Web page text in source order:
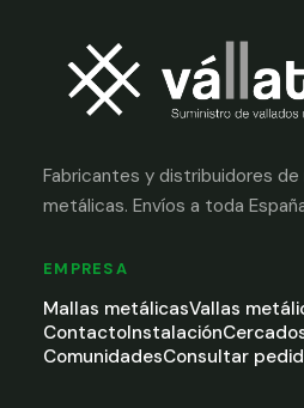
Fabricantes y distribuidores de
metálicas. Envíos a toda
EMPRESA
Mallas metálicasVallas
ContactoInstalación
ComunidadesConsultar